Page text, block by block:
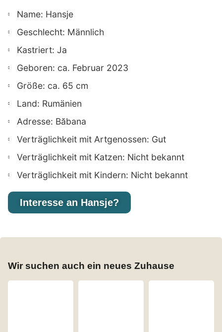
Name: Hansje
Geschlecht: Männlich
Kastriert: Ja
Geboren: ca. Februar 2023
Größe: ca. 65 cm
Land: Rumänien
Adresse: Băbana
Verträglichkeit mit Artgenossen: Gut
Verträglichkeit mit Katzen: Nicht bekannt
Verträglichkeit mit Kindern: Nicht bekannt
Interesse an Hansje?
Wir suchen auch ein neues Zuhause